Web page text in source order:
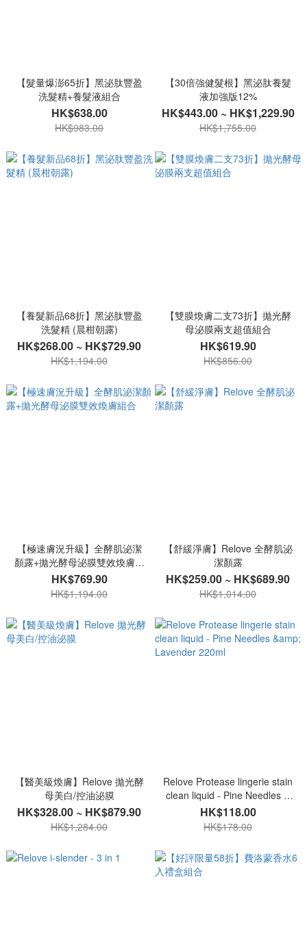
【髮量爆澎65折】黑泌肽豐盈
洗髮精+養髮液組合
HK$638.00
HK$983.00
【30倍強健髮根】黑泌肽養髮
液加強版12%
HK$443.00 ~ HK$1,229.90
HK$1,755.00
【養髮新品68折】黑泌肽豐盈
洗髮精 (晨柑朝露)
HK$268.00 ~ HK$729.90
HK$1,194.00
【雙膜煥膚二支73折】拋光酵
母泌膜兩支超值組合
HK$619.90
HK$856.00
【極速膚況升級】全酵肌泌潔
顏露+拋光酵母泌膜雙效煥膚組
合
HK$769.90
HK$1,194.00
【舒緩淨膚】Relove 全酵肌泌
潔顏露
HK$259.00 ~ HK$689.90
HK$1,014.00
【醫美級煥膚】Relove 拋光酵
母美白/控油泌膜
HK$328.00 ~ HK$879.90
HK$1,284.00
Relove Protease lingerie stain
clean liquid - Pine Needles &
Lavender 220ml
HK$118.00
HK$178.00